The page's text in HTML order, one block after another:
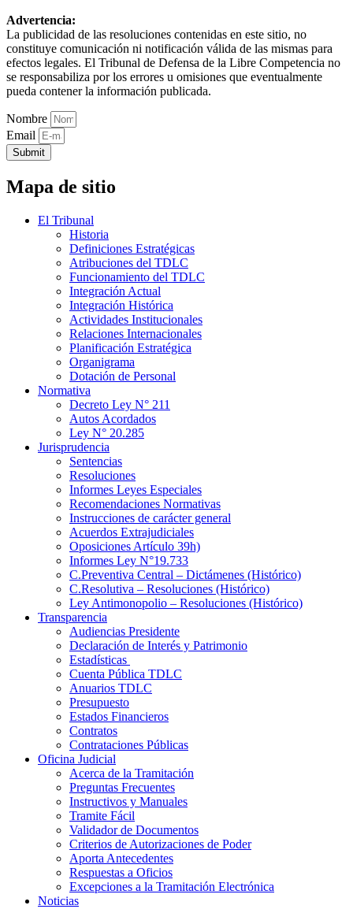
Advertencia:
La publicidad de las resoluciones contenidas en este sitio, no
constituye comunicación ni notificación válida de las mismas para
efectos legales. El Tribunal de Defensa de la Libre Competencia no
se responsabiliza por los errores u omisiones que eventualmente
pueda contener la información publicada.
Nombre
Email
Submit
Mapa de sitio
El Tribunal
Historia
Definiciones Estratégicas
Atribuciones del TDLC
Funcionamiento del TDLC
Integración Actual
Integración Histórica
Actividades Institucionales
Relaciones Internacionales
Planificación Estratégica
Organigrama
Dotación de Personal
Normativa
Decreto Ley N° 211
Autos Acordados
Ley N° 20.285
Jurisprudencia
Sentencias
Resoluciones
Informes Leyes Especiales
Recomendaciones Normativas
Instrucciones de carácter general
Acuerdos Extrajudiciales
Oposiciones Artículo 39h)
Informes Ley N°19.733
C.Preventiva Central – Dictámenes (Histórico)
C.Resolutiva – Resoluciones (Histórico)
Ley Antimonopolio – Resoluciones (Histórico)
Transparencia
Audiencias Presidente
Declaración de Interés y Patrimonio
Estadísticas
Cuenta Pública TDLC
Anuarios TDLC
Presupuesto
Estados Financieros
Contratos
Contrataciones Públicas
Oficina Judicial
Acerca de la Tramitación
Preguntas Frecuentes
Instructivos y Manuales
Tramite Fácil
Validador de Documentos
Criterios de Autorizaciones de Poder
Aporta Antecedentes
Respuestas a Oficios
Excepciones a la Tramitación Electrónica
Noticias